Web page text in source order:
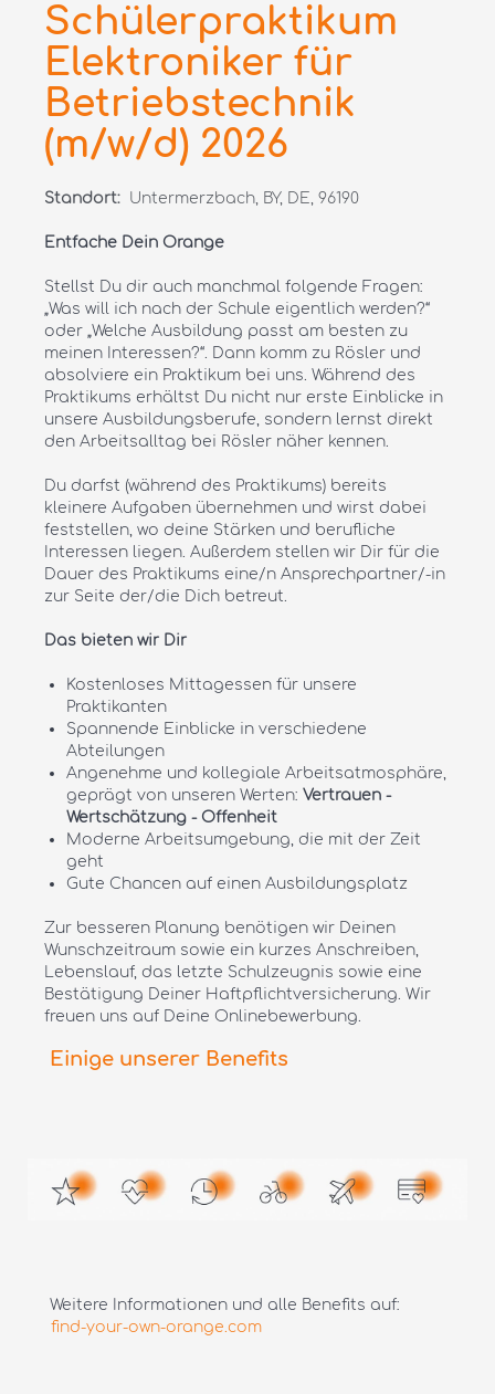
Schülerpraktikum
Elektroniker für
Betriebstechnik
(m/w/d) 2026
Standort: Untermerzbach, BY, DE, 96190
Entfache Dein Orange
Stellst Du dir auch manchmal folgende Fragen:
„Was will ich nach der Schule eigentlich werden?“
oder „Welche Ausbildung passt am besten zu
meinen Interessen?“. Dann komm zu Rösler und
absolviere ein Praktikum bei uns. Während des
Praktikums erhältst Du nicht nur erste Einblicke in
unsere Ausbildungsberufe, sondern lernst direkt
den Arbeitsalltag bei Rösler näher kennen.
Du darfst (während des Praktikums) bereits
kleinere Aufgaben übernehmen und wirst dabei
feststellen, wo deine Stärken und berufliche
Interessen liegen. Außerdem stellen wir Dir für die
Dauer des Praktikums eine/n Ansprechpartner/-in
zur Seite der/die Dich betreut.
Das bieten wir Dir
Kostenloses Mittagessen für unsere
Praktikanten
Spannende Einblicke in verschiedene
Abteilungen
Angenehme und kollegiale Arbeitsatmosphäre,
geprägt von unseren Werten: Vertrauen -
Wertschätzung - Offenheit
Moderne Arbeitsumgebung, die mit der Zeit
geht
Gute Chancen auf einen Ausbildungsplatz
Zur besseren Planung benötigen wir Deinen
Wunschzeitraum sowie ein kurzes Anschreiben,
Lebenslauf, das letzte Schulzeugnis sowie eine
Bestätigung Deiner Haftpflichtversicherung. Wir
freuen uns auf Deine Onlinebewerbung.
Einige unserer Benefits
Weitere Informationen und alle Benefits auf:
find-your-own-orange.com